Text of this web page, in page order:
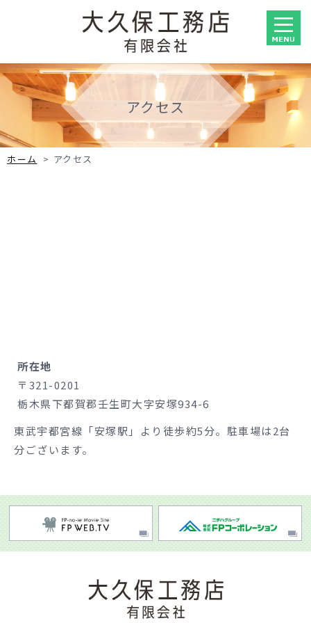
アクセス
ホーム > アクセス
所在地
〒321-0201
栃木県下都賀郡壬生町大字安塚934-6
東武宇都宮線「安塚駅」より徒歩約5分。駐車場は2台
分ございます。